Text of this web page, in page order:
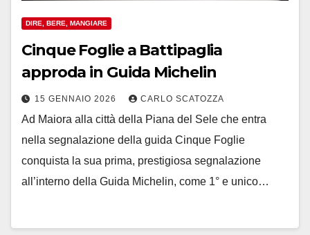
DIRE, BERE, MANGIARE
Cinque Foglie a Battipaglia
approda in Guida Michelin
15 GENNAIO 2026 CARLO SCATOZZA
Ad Maiora alla città della Piana del Sele che entra
nella segnalazione della guida Cinque Foglie
conquista la sua prima, prestigiosa segnalazione
all’interno della Guida Michelin, come 1° e unico…